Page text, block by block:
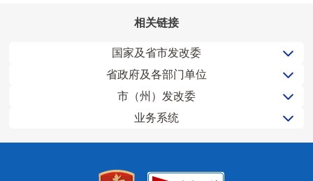
相关链接
国家及省市发改委
省政府及各部门单位
市（州）发改委
业务系统